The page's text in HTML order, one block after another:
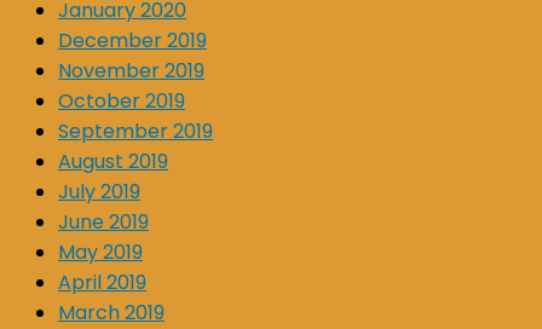
January 2020
December 2019
November 2019
October 2019
September 2019
August 2019
July 2019
June 2019
May 2019
April 2019
March 2019